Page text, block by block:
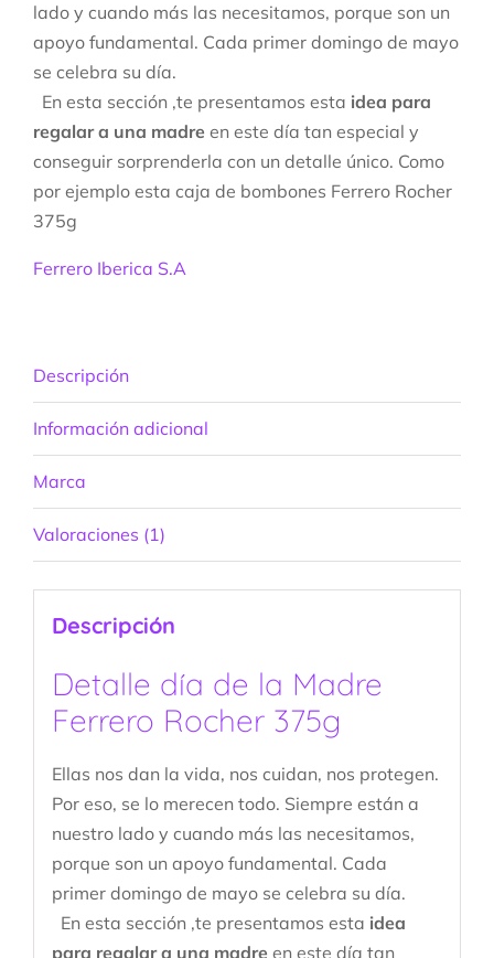
lado y cuando más las necesitamos, porque son un
apoyo fundamental. Cada primer domingo de mayo
se celebra su día.
En esta sección ,te presentamos esta idea para
regalar a una madre en este día tan especial y
conseguir sorprenderla con un detalle único. Como
por ejemplo esta caja de bombones Ferrero Rocher
375g
Ferrero Iberica S.A
Descripción
Información adicional
Marca
Valoraciones (1)
Descripción
Detalle día de la Madre
Ferrero Rocher 375g
Ellas nos dan la vida, nos cuidan, nos protegen.
Por eso, se lo merecen todo. Siempre están a
nuestro lado y cuando más las necesitamos,
porque son un apoyo fundamental. Cada
primer domingo de mayo se celebra su día.
En esta sección ,te presentamos esta idea
para regalar a una madre en este día tan